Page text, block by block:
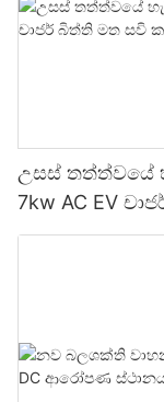
උසස් තත්ත්වයේ
7kw AC EV
iFlowpower